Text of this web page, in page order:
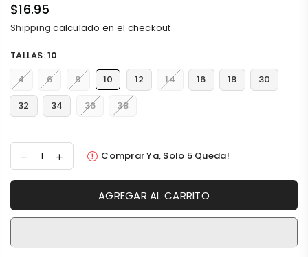
Precio
habitual
$16.95
Shipping calculado en el checkout
TALLAS:10
4
6 8 10 12 14 16 18
30
32
34 36 38
Comprar Ya, Solo 5 Queda!
AGREGAR AL CARRITO